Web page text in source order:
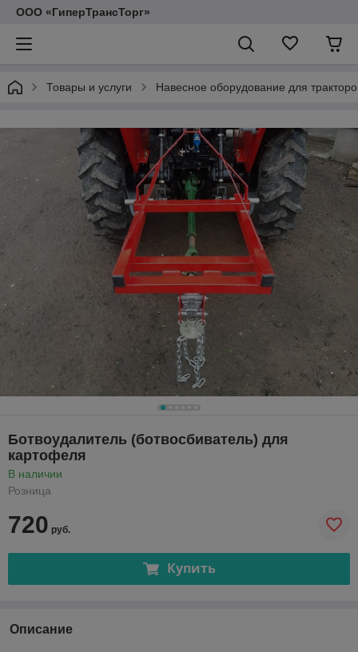
ООО «ГиперТрансТорг»
Товары и услуги Навесное оборудование для
Ботвоудалитель (ботвосбиватель) для
картофеля
В наличии
Розница
720 руб.
Купить
Описание